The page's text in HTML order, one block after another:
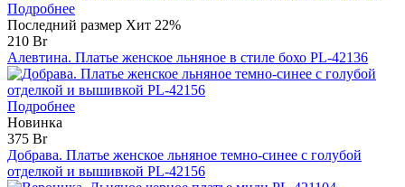
Подробнее
Последний размер Хит 22%
210 Br
Алевтина. Платье женское льняное в стиле бохо PL-42136
Подробнее
Новинка
375 Br
Добрава. Платье женское льняное темно-синее с голубой
отделкой и вышивкой PL-42156